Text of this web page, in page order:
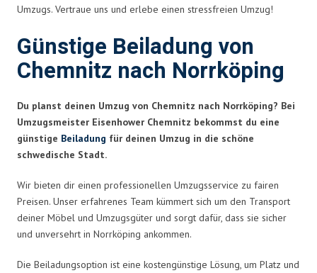
Umzugs. Vertraue uns und erlebe einen stressfreien Umzug!
Günstige Beiladung von
Chemnitz nach Norrköping
Du planst deinen Umzug von Chemnitz nach Norrköping? Bei
Umzugsmeister Eisenhower Chemnitz bekommst du eine
günstige Beiladung für deinen Umzug in die schöne
schwedische Stadt.
Wir bieten dir einen professionellen Umzugsservice zu fairen
Preisen. Unser erfahrenes Team kümmert sich um den Transport
deiner Möbel und Umzugsgüter und sorgt dafür, dass sie sicher
und unversehrt in Norrköping ankommen.
Die Beiladungsoption ist eine kostengünstige Lösung, um Platz und